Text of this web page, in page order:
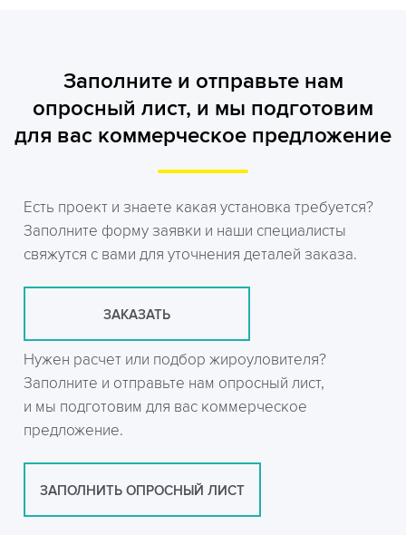
Заполните и отправьте нам
опросный лист, и мы подготовим
для вас коммерческое предложение
Есть проект и знаете какая установка требуется?
Заполните форму заявки и наши специалисты
свяжутся с вами для уточнения деталей заказа.
ЗАКАЗАТЬ
Нужен расчет или подбор жироуловителя?
Заполните и отправьте нам опросный лист,
и мы подготовим для вас коммерческое
предложение.
ЗАПОЛНИТЬ ОПРОСНЫЙ ЛИСТ